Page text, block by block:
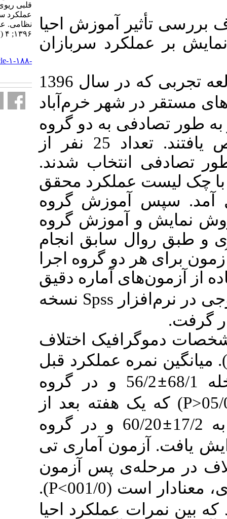
آموزش احیا
سربازان
در این مطالعه تجربی که در سال 1396
شهر خرم آباد
به دو گروه
مداخله و مقایسه تخصیص یافتند. تعداد 25 نفر از
شدند.
عملکرد محقق
گروه
گروه
سابق انجام
گروه اجرا
آماره دقیق
Spssنسخه
اختلاف
عملکرد قبل
56/2 و در گروه
هفته بعد از
60/20 و در گروه
آماری تی
ی پس آزمون
0
P<
).
عملکرد احیا
قلبی ریوی پایه به روش نمایش بر
عملکرد سربازان یگانهای منتخب
نظامی. علوم مراقبتی نظامی.
۱۳۹۶; ۴ (۴) :۲۲۷-۲۳۵
http://mcs.ajaums.ac.ir/article-۱-۱۸۸-